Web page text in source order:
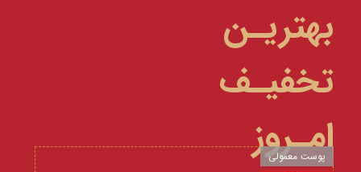
بهتریـن
تخفیـف
امـروز
پوست معمولی